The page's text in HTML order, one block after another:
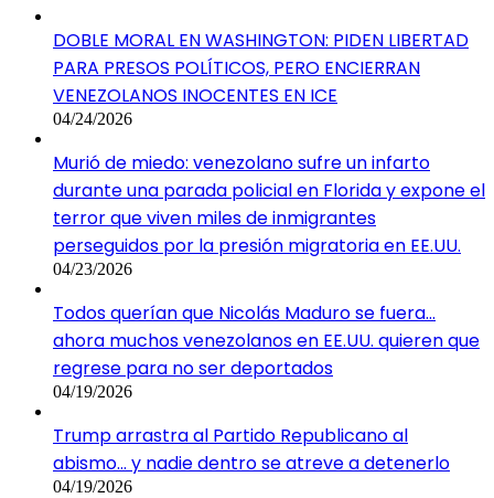
DOBLE MORAL EN WASHINGTON: PIDEN LIBERTAD
PARA PRESOS POLÍTICOS, PERO ENCIERRAN
VENEZOLANOS INOCENTES EN ICE
04/24/2026
Murió de miedo: venezolano sufre un infarto
durante una parada policial en Florida y expone el
terror que viven miles de inmigrantes
perseguidos por la presión migratoria en EE.UU.
04/23/2026
Todos querían que Nicolás Maduro se fuera…
ahora muchos venezolanos en EE.UU. quieren que
regrese para no ser deportados
04/19/2026
Trump arrastra al Partido Republicano al
abismo… y nadie dentro se atreve a detenerlo
04/19/2026